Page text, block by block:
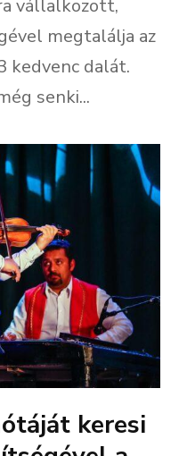
vállalkozott,
megtalálja az
kedvenc dalát.
senki...
keresi